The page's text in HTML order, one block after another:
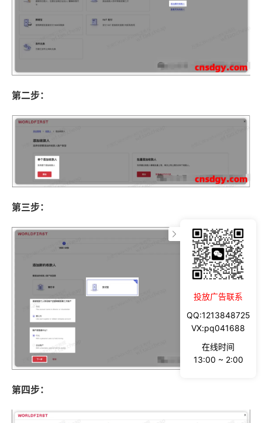
第二步：
第三步：
第四步：
投放广告联系
QQ:1213848725
VX:pq041688
在线时间
13:00 ~ 2:00